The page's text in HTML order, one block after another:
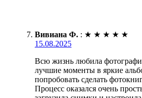
Вивиана Ф. : ★ ★ ★ ★ ★
15.08.2025
Всю жизнь любила
лучшие моменты в яркие
попробовать сделать
Процесс оказался очень